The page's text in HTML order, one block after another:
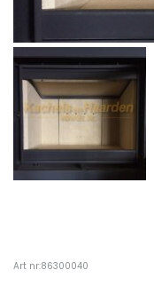
Art nr:86300040